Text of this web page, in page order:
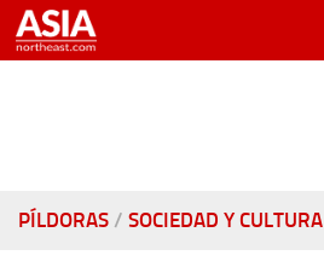
Saltar al contenido
PÍLDORAS / SOCIEDAD Y CULTURA